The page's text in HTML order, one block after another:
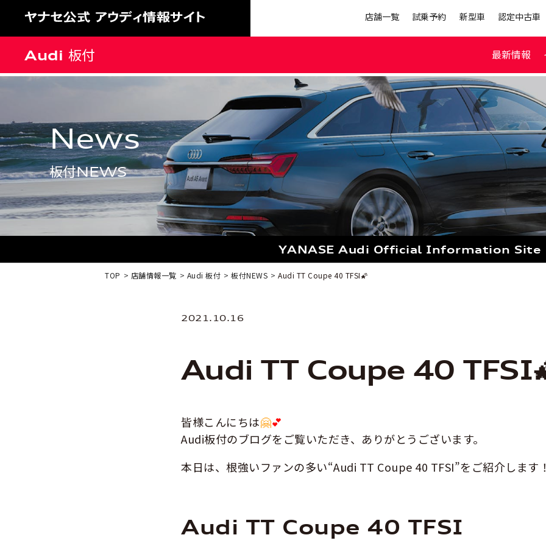
店舗一覧 試乗予約 新型車 認定中古車
Audi 板付 最新情報
news
板付NEWS
YANASE Audi Official Information Site
TOP 店舗情報一覧 Audi 板付 板付NEWS Audi TT Coupe 40 TFSI🌠
2021.10.16
Audi TT Coupe 40
皆様こんにちは🤗💕
Audi板付のブログをご覧いただき、ありがとうございます。
本日は、根強いファンの多い“Audi TT Coupe 40 TFSI”をご紹介します
Audi TT Coupe 40 TFSI